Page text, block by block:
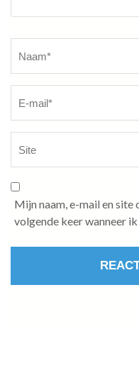
Mijn naam, e-mail en site
volgende keer wanneer